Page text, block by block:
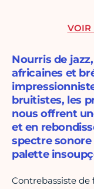
Nourris de
africaines et
bruitistes, les
nous offrent
et en
spectre
palette
Contrebassiste
VOIR